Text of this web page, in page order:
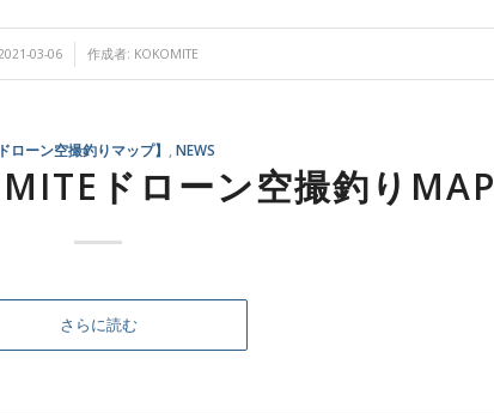
03-06 作成者: KOKOMITE
ドローン空撮釣りマップ】 NEWS
ドローン空撮釣りMAP
さらに読む